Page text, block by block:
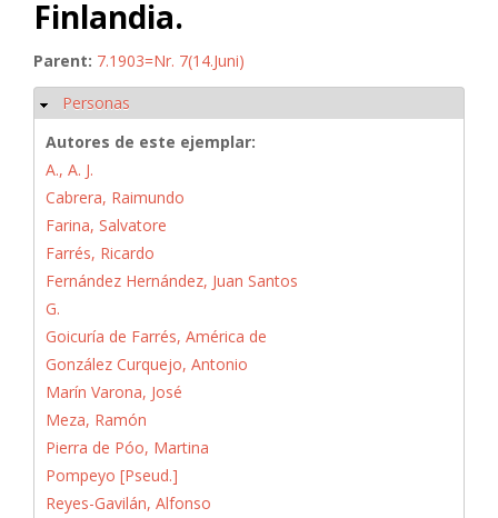
Finlandia.
Parent: 7.1903=Nr. 7(14.Juni)
Ocultar
Personas
Autores de este ejemplar:
A., A. J.
Cabrera, Raimundo
Farina, Salvatore
Farrés, Ricardo
Fernández Hernández, Juan Santos
G.
Goicuría de Farrés, América de
González Curquejo, Antonio
Marín Varona, José
Meza, Ramón
Pierra de Póo, Martina
Pompeyo [Pseud.]
Reyes-Gavilán, Alfonso